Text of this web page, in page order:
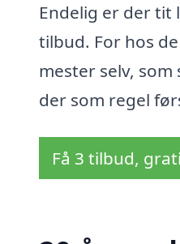
Endelig er der tit
tilbud. For hos
mester selv,
der som regel
Få 3 tilbud,